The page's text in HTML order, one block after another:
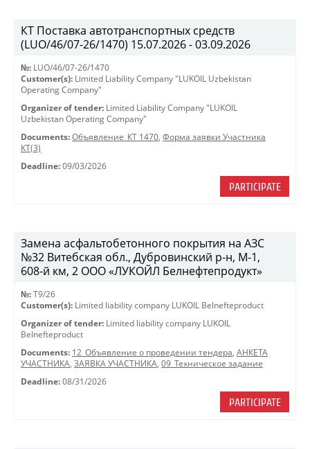
КТ Поставка автотранспортных средств
(LUO/46/07-26/1470) 15.07.2026 - 03.09.2026
№: LUO/46/07-26/1470
Customer(s): Limited Liability Company "LUKOIL Uzbekistan
Operating Company"
Organizer of tender: Limited Liability Company "LUKOIL
Uzbekistan Operating Company"
Documents: Объявление_КТ 1470, Форма заявки Участника
КТ(3)
Deadline: 09/03/2026
PARTICIPATE
Замена асфальтобетонного покрытия на АЗС
№32 Витебская обл., Дубровинский р-н, М-1,
608-й км, 2 ООО «ЛУКОЙЛ Белнефтепродукт»
№: T9/26
Customer(s): Limited liability company LUKOIL Belnefteproduct
Organizer of tender: Limited liability company LUKOIL
Belnefteproduct
Documents: 12_Объявление о проведении тендера, АНКЕТА
УЧАСТНИКА, ЗАЯВКА УЧАСТНИКА, 09_Техническое задание
Deadline: 08/31/2026
PARTICIPATE